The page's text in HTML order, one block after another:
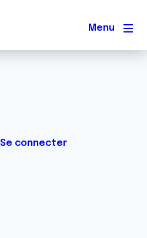
Menu
Se connecter